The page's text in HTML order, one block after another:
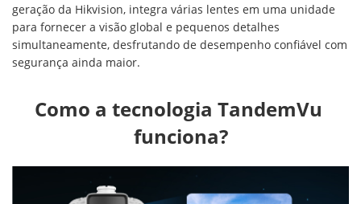
geração da Hikvision, integra várias lentes em uma unidade
para fornecer a visão global e pequenos detalhes
simultaneamente, desfrutando de desempenho confiável com
segurança ainda maior.
Como a tecnologia TandemVu
funciona?